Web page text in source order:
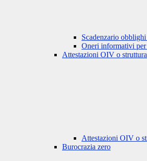
Scadenzario
Oneri informativi
Attestazioni OIV o
Attestazioni OIV o
Burocrazia zero